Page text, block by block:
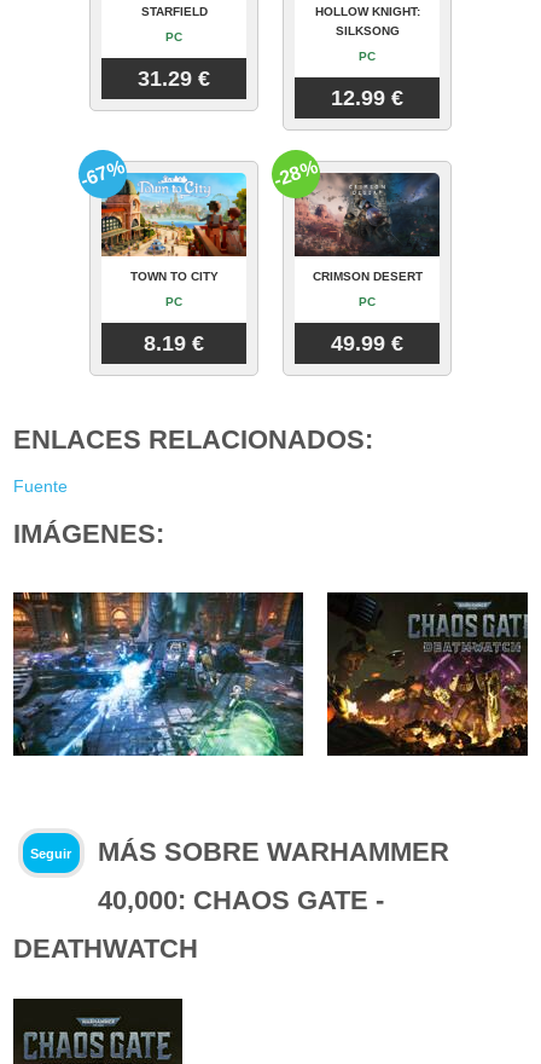
STARFIELD
PC
31.29 €
HOLLOW KNIGHT:
SILKSONG
PC
12.99 €
TOWN TO CITY
PC
8.19 €
-67%
CRIMSON DESERT
PC
49.99 €
-28%
ENLACES RELACIONADOS:
Fuente
IMÁGENES:
Seguir
MÁS SOBRE WARHAMMER
40,000: CHAOS GATE -
DEATHWATCH